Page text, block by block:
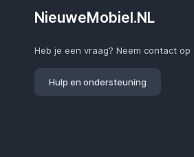
NieuweMobiel.NL
Heb je een vraag? Neem contact op
Hulp en ondersteuning